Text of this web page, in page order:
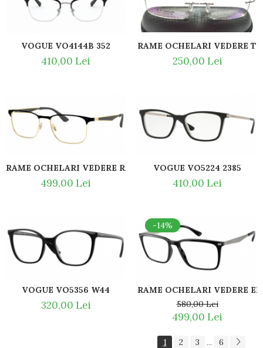
VOGUE VO4144B 352
410,00 Lei 250,00 Lei
RAME OCHELARI VEDERE RAY BAN RB6363 2890
499,00 Lei
VOGUE VO5224 2385
410,00 Lei
VOGUE VO5356 W44
320,00 Lei
-14%
RAME OCHELARI VEDERE
580,00 Lei
499,00 Lei
1 2 3 ... 6